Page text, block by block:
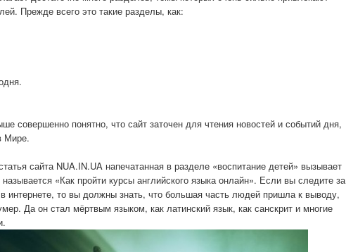
Прежде всего это такие разделы, как:
совершенно понятно, что сайт заточен для чтения новостей и событий дня,
Мире.
сайта NUA.IN.UA напечатанная в разделе «воспитание детей» вызывает
«Как пройти курсы английского языка онлайн». Если вы следите за
интернете, то вы должны знать, что большая часть людей пришла к выводу,
Да он стал мёртвым языком, как латинский язык, как санскрит и многие